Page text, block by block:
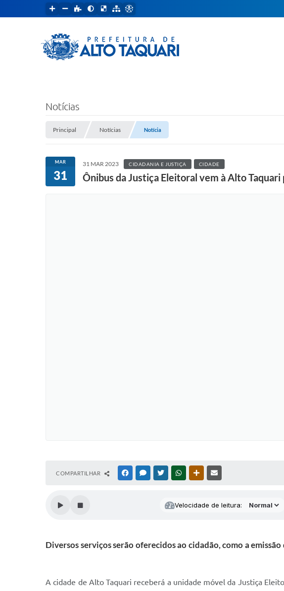
Notícias
Principal Notícias Notícia
MAR
31
31 MAR 2023 CIDADANIA E JUSTIÇA CIDADE
Ônibus da Justiça Eleitoral vem à Alto
COMPARTILHAR FACEBOOKMESSENGER
TWITTERWHATSAPPOUTRAS MÍDIAS
Velocidade de leitura:
Diversos serviços serão oferecidos ao cidadão, como a
A cidade de Alto Taquari receberá a unidade móvel da Justiça